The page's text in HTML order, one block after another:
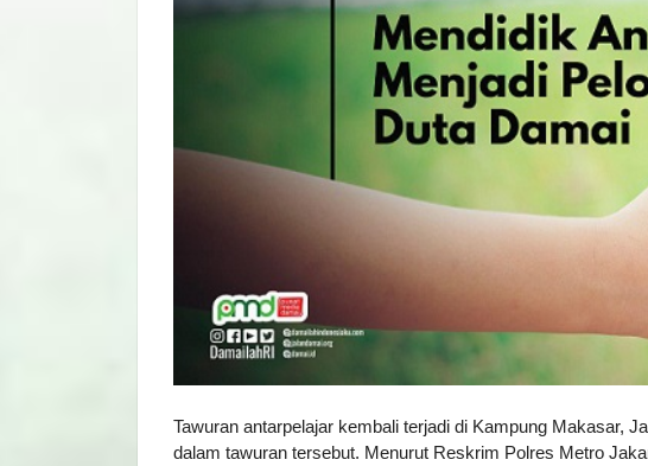
Tawuran antarpelajar kembali terjadi di Kampung Makasar,
dalam tawuran tersebut. Menurut Reskrim Polres Metro